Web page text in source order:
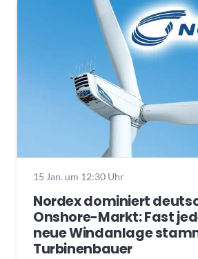
15 Jan. um 12:30 Uhr
Nordex dominiert
Onshore-Markt: Fast
neue Windanlage
Turbinenbauer